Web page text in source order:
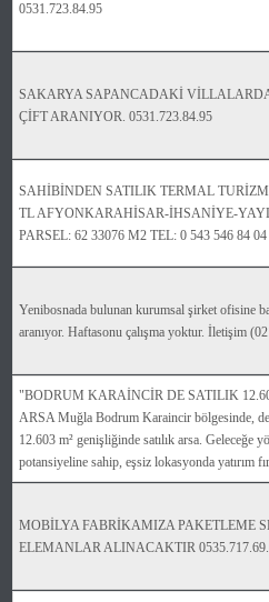
0531.723.84.95
SAKARYA SAPANCADAKİ
ÇİFT ARANIYOR. 0531.723.84.95
SAHİBİNDEN SATILIK TERMAL TURİZM
TL AFYONKARAHİSAR-İHSANİYE-
PARSEL: 62 33076 M2 TEL: 0 543 546 84 04
Yenibosnada bulunan kurumsal şirket ofisine
aranıyor. Haftasonu çalışma yoktur. İletişim
"BODRUM KARAİNCİR DE SATILIK
ARSA Muğla Bodrum Karaincir bölgesinde,
12.603 m² genişliğinde satılık arsa. Geleceğe
potansiyeline sahip, eşsiz lokasyonda yatırım
MOBİLYA FABRİKAMIZA PAKETLEME
ELEMANLAR ALINACAKTIR